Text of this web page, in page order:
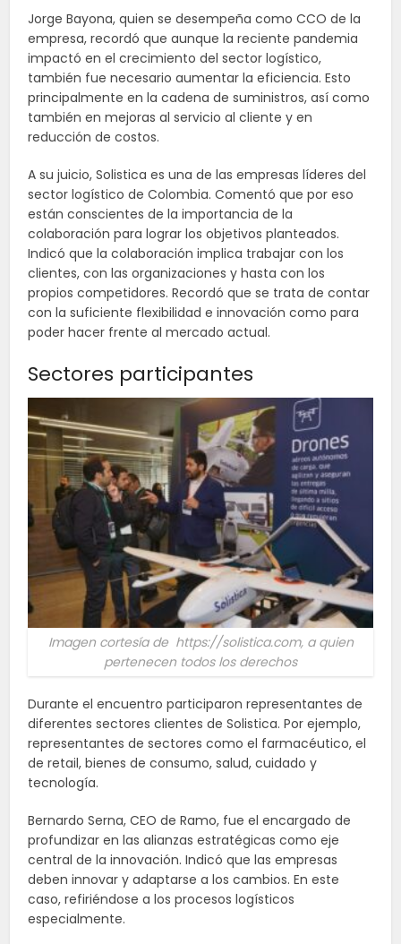
Jorge Bayona, quien se desempeña como CCO de la
empresa, recordó que aunque la reciente pandemia
impactó en el crecimiento del sector logístico,
también fue necesario aumentar la eficiencia. Esto
principalmente en la cadena de suministros, así como
también en mejoras al servicio al cliente y en
reducción de costos.
A su juicio, Solistica es una de las empresas líderes del
sector logístico de Colombia. Comentó que por eso
están conscientes de la importancia de la
colaboración para lograr los objetivos planteados.
Indicó que la colaboración implica trabajar con los
clientes, con las organizaciones y hasta con los
propios competidores. Recordó que se trata de contar
con la suficiente flexibilidad e innovación como para
poder hacer frente al mercado actual.
Sectores participantes
Imagen cortesía de https://solistica.com, a quien
pertenecen todos los derechos
Durante el encuentro participaron representantes de
diferentes sectores clientes de Solistica. Por ejemplo,
representantes de sectores como el farmacéutico, el
de retail, bienes de consumo, salud, cuidado y
tecnología.
Bernardo Serna, CEO de Ramo, fue el encargado de
profundizar en las alianzas estratégicas como eje
central de la innovación. Indicó que las empresas
deben innovar y adaptarse a los cambios. En este
caso, refiriéndose a los procesos logísticos
especialmente.